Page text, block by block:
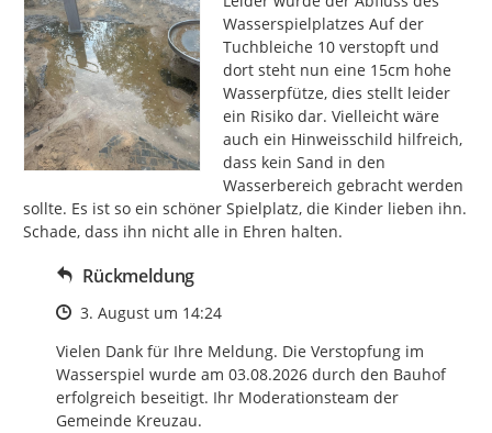
Wasserspielplatzes Auf der
Tuchbleiche 10 verstopft und
dort steht nun eine 15cm hohe
Wasserpfütze, dies stellt leider
ein Risiko dar. Vielleicht wäre
auch ein Hinweisschild hilfreich,
dass kein Sand in den
Wasserbereich gebracht werden
sollte. Es ist so ein schöner Spielplatz, die Kinder lieben ihn.
Schade, dass ihn nicht alle in Ehren halten.
Rückmeldung
Zeitpunkt des Erstellens
3. August um 14:24
Vielen Dank für Ihre Meldung. Die Verstopfung im
Wasserspiel wurde am 03.08.2026 durch den Bauhof
erfolgreich beseitigt. Ihr Moderationsteam der
Gemeinde Kreuzau.